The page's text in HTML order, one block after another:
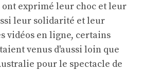
ont exprimé leur choc et leur
leur solidarité et leur
vidéos en ligne, certains
venus d'aussi loin que
pour le spectacle de